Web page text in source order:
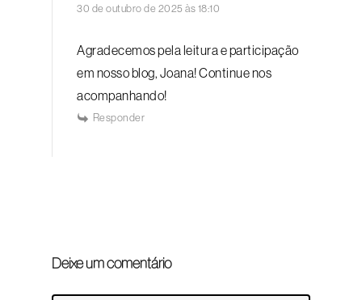
30 de outubro de 2025 às 18:10
Agradecemos pela leitura e participação
em nosso blog, Joana! Continue nos
acompanhando!
Responder
Deixe um comentário